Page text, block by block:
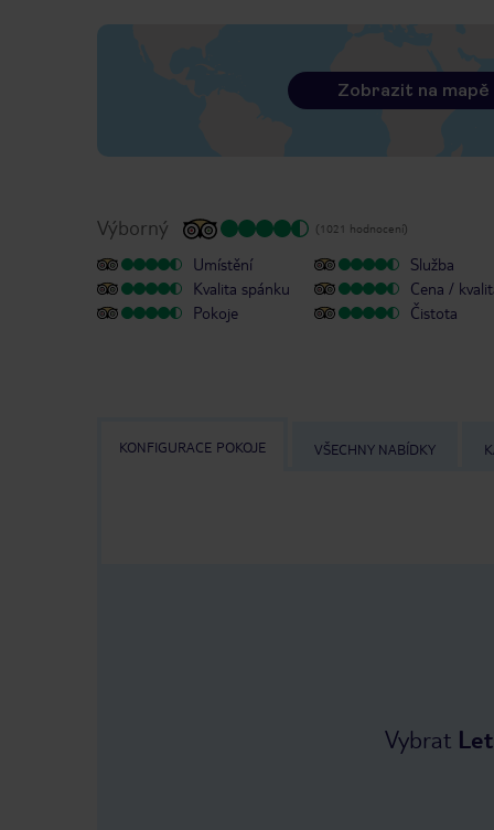
Zobrazit na mapě
Výborný (1021 hodnocení)
Umístění
Kvalita spánku
Pokoje
Služba
Cena /
Čistota
KONFIGURACE POKOJE VŠECHNY NABÍDKY
Vybrat